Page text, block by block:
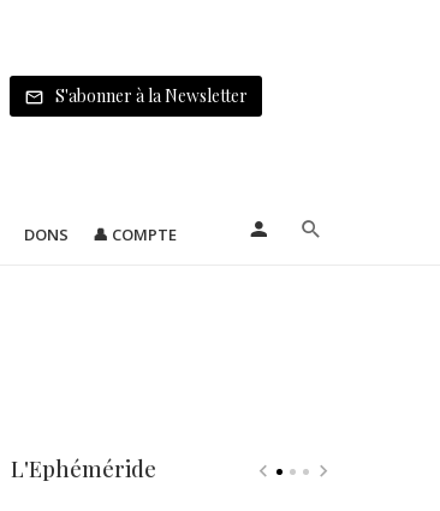
S'abonner à la Newsletter
DONS 👤 COMPTE
L'Ephéméride